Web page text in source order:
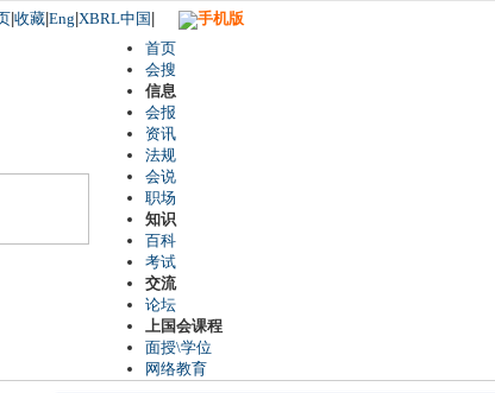
收藏 Eng XBRL中国
手机版
首页
会搜
信息
会报
资讯
法规
会说
职场
知识
百科
考试
交流
论坛
上国会课程
面授\学位
网络教育